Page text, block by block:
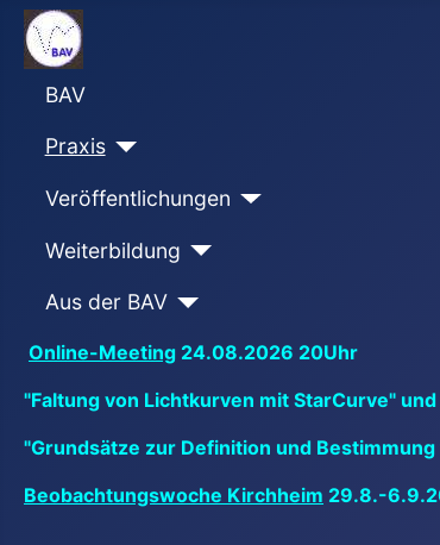
BAV
Praxis
Veröffentlichungen
Weiterbildung
Aus der BAV
Online-Meeting 24.08.2026 20Uhr
"Faltung von Lichtkurven mit StarCurve" und
"Grundsätze zur Definition und
Beobachtungswoche Kirchheim 29.8.-